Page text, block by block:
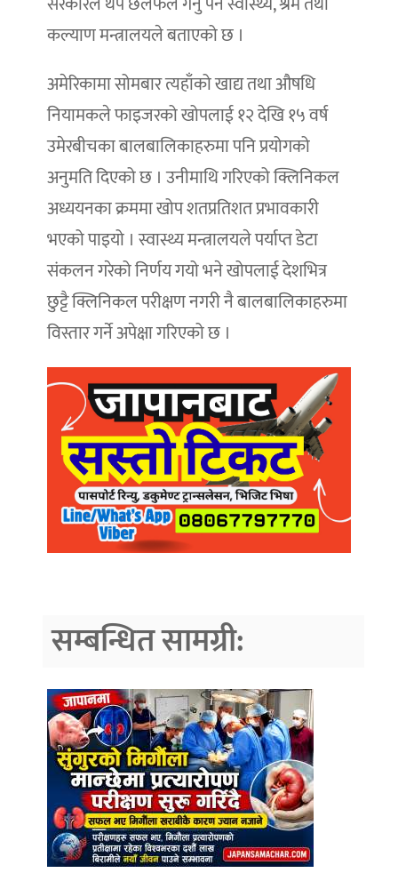
कल्याण मन्त्रालयले बताएको छ ।
अमेरिकामा सोमबार त्यहाँको खाद्य तथा औषधि
नियामकले फाइजरको खोपलाई १२ देखि १५ वर्ष
उमेरबीचका बालबालिकाहरुमा पनि प्रयोगको
अनुमति दिएको छ । उनीमाथि गरिएको क्लिनिकल
अध्ययनका क्रममा खोप शतप्रतिशत प्रभावकारी
भएको पाइयो । स्वास्थ्य मन्त्रालयले पर्याप्त डेटा
संकलन गरेको निर्णय गयो भने खोपलाई देशभित्र
छुट्टै क्लिनिकल परीक्षण नगरी नै बालबालिकाहरुमा
विस्तार गर्ने अपेक्षा गरिएको छ ।
सम्बन्धित सामग्री: